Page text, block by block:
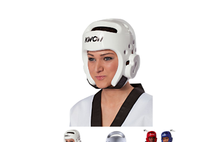
Bildergalerie überspringen